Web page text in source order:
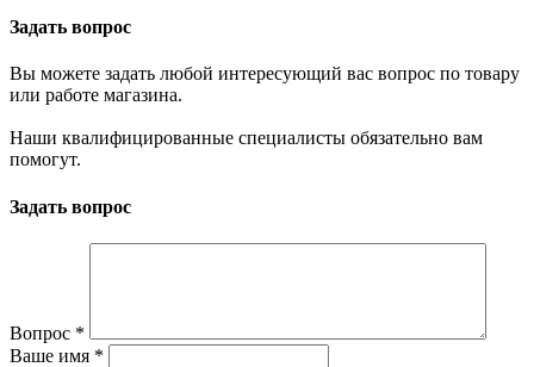
Задать вопрос
Вы можете задать любой интересующий вас вопрос по товару
или работе магазина.
Наши квалифицированные специалисты обязательно вам
помогут.
Задать вопрос
Вопрос *
Ваше имя *